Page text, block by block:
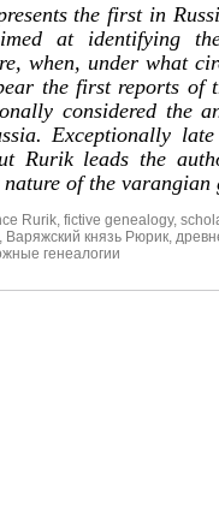
the first in
at identifying
when, under what
the first reports of
considered the
Exceptionally
Rurik leads the
of the varangian
Rurik fictive genealogy,
Варяжский князь Рюрик
генеалогии